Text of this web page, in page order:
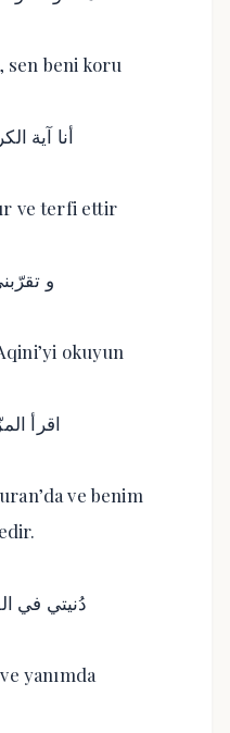
sen beni koru
أنا آية
ve terfi ettir
و
okuyun
اقرأ
ve benim
دُنيتي في
yanımda